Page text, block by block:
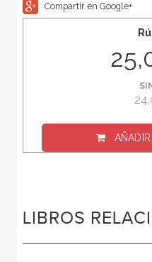
Compartir en Google+
LIBROS